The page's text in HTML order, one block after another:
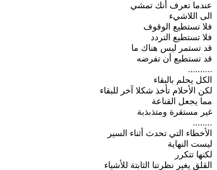
عندما تعرف أنك تمشي
الى اللاشيء
فلا تستطيع الوقوف
فلا تستطيع التردد
قد تستمر ليس هناك ما
قد تستطيع أن تفرضه
..........
الكل يحلم بالبقاء
لكن الأحلام تأخذ شكلا آخر للبقاء
مما يجعل القناعة
غير مستقرة ومتذبذبة
........
الأخطاء التي تحدث أثناء السير
ليست النهاية
لكنها تتكرر
القلق يغير نظرتنا الثابتة للأشياء